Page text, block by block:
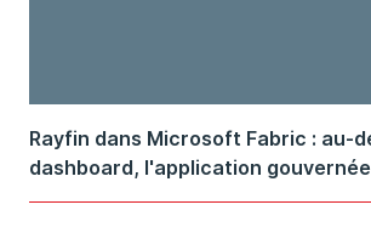
Rayfin dans Microsoft Fabric : au-
dashboard, l'application gouvernée